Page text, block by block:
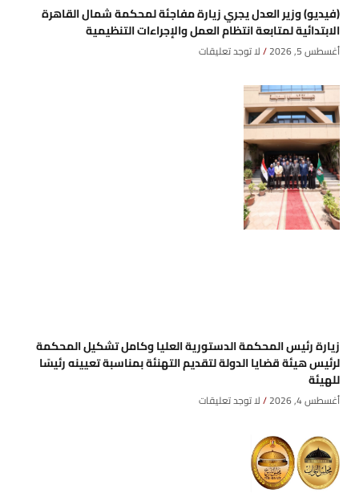
(فيديو) وزير العدل يجري زيارة مفاجئة لمحكمة شمال القاهرة
الابتدائية لمتابعة انتظام العمل والإجراءات التنظيمية
أغسطس 5, 2026 لا توجد تعليقات
زيارة رئيس المحكمة الدستورية العليا وكامل تشكيل المحكمة
لرئيس هيئة قضايا الدولة لتقديم التهنئة بمناسبة تعيينه رئيسًا
للهيئة
أغسطس 4, 2026 لا توجد تعليقات